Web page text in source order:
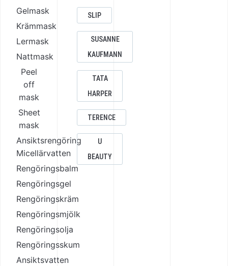
Gelmask
Krämmask
Lermask
Nattmask
Peel
off
mask
Sheet
mask
Ansiktsrengöring
Micellärvatten
Rengöringsbalm
Rengöringsgel
Rengöringskräm
Rengöringsmjölk
Rengöringsolja
Rengöringsskum
Ansiktsvatten
SLIP
SUSANNE
KAUFMANN
TATA
HARPER
TERENCE
U
BEAUTY
2175,00 kr.